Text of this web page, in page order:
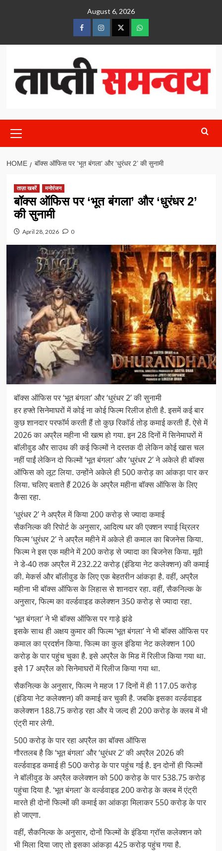
August 6, 2026
FaceBookInstagramTwitterwhatsaap
Menu
HOME बॉक्स ऑफिस पर ‘भूत बंगला’ और ‘धुरंधर 2’ की सुनामी
ताज़ा खबरें मनोरंजन
बॉक्स ऑफिस पर ‘भूत बंगला’ और ‘धुरंधर 2’
की सुनामी
April 28, 2026 0
बॉक्स ऑफिस पर ‘भूत बंगला’ और ‘धुरंधर 2’ की सुनामी
हर हफ्ते सिनेमाघरों में कोई ना कोई फिल्म रिलीज होती है. इसमें कई बार
कुछ शानदार परफॉर्म करती हैं तो कुछ रिकॉर्ड तोड़ कमाई करती हैं. ऐसे में
2026 का अप्रैल महीना भी खत्म हो गया. इन 28 दिनों में सिनेमाघरों में
बॉलीवुड और साउथ की कई फिल्मों ने दस्तक दी लेकिन कोई खास चल
नहीं पाईं लेकिन दो फिल्मों ‘भूत बंगला’ और ‘धुरंधर 2’ ने अकेले ही बॉक्स
ऑफिस को लूट लिया. उन्होंने अकेले ही 500 करोड़ का आंकड़ा पार कर
लिया. चलिए बताते हैं 2026 के अप्रैल महीना बॉक्स ऑफिस के लिए
कैसा रहा.
‘धुरंधर 2’ ने अप्रैल में किया 200 करोड़ से ज्यादा कमाई
सैकनिल्क की रिपोर्ट के अनुसार, आदित्य धर की एक्शन स्पाई थ्रिलर
फिल्म ‘धुरंधर 2’ ने अप्रैल महीने में अकेले ही कमाल का बिजनेस किया.
फिल्म ने इस एक महीने में 200 करोड़ से ज्यादा का बिजनेस किया. मूवी
ने डे-40 तक अप्रैल में 232.22 करोड़ (इंडिया नेट कलेक्शन) की कमाई
की. मेकर्स और बॉलीवुड के लिए एक बेहतरीन आंकड़ा है. वहीं, अप्रैल
महीना भी बॉक्स ऑफिस के लिहास से शानदार रहा. वहीं, सैकनिल्क के
अनुसार, फिल्म का वर्ल्डवाइड कलेक्शन 350 करोड़ से ज्यादा रहा.
‘भूत बंगला’ ने भी बॉक्स ऑफिस पर गाड़े झंडे
इसके साथ ही अक्षय कुमार की फिल्म ‘भूत बंगला’ ने भी बॉक्स ऑफिस पर
कमाल का प्रदर्शन किया. फिल्म का कुल इंडिया नेट कलेक्शन 100
करोड़ के पार पहुंच चुका है. इसे अप्रैल के मिड में रिलीज किया गया था.
इसे 17 अप्रैल को सिनेमाघरों में रिलीज किया गया था.
सैकनिल्क के अनुसार, फिल्म ने महज 17 दिनों में ही 117.05 करोड़
(इंडिया नेट कलेक्शन) की कमाई कर चुकी है. जबकि इसका वर्ल्डवाइड
कलेक्शन 188.75 करोड़ रहा और ये जल्द ही 200 करोड़ के क्लब में भी
एंट्री मार लेगी.
500 करोड़ के पार रहा अप्रैल का बॉक्स ऑफिस
गौरतलब है कि ‘भूत बंगला’ और ‘धुरंधर 2’ की अप्रैल 2026 की
वर्ल्डवाइड कमाई ही 500 करोड़ के पार पहुंच गई है. इन दोनों ही फिल्मों
ने बॉलीवुड के अप्रैल कलेक्शन को 500 करोड़ के पार 538.75 करोड़
पहुंचा दिया है. ‘भूत बंगला’ के वर्ल्डवाइड 200 करोड़ के क्लब में एंट्री
मारते ही दोनों फिल्मों की कमाई का आंकड़ा मिलाकर 550 करोड़ के पार
हो जाएगा.
वहीं, सैकनिल्क के अनुसार, दोनों फिल्मों के इंडिया ग्रॉस कलेक्शन को
भी मिला दिया जाए तो इसका आंकड़ा 425 करोड़ पहुंच गया है.